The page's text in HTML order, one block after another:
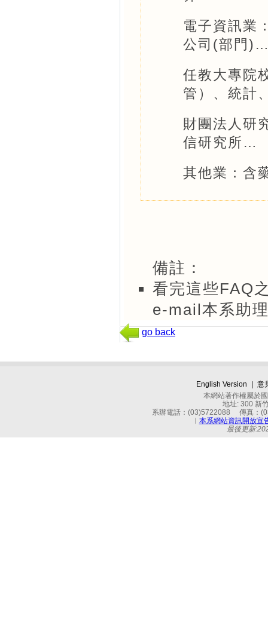
電子資訊業
公司(部門
任教大專院
管）、統計
財團法人研
信研究所…
其他業：含
備註：
看完這些FAQ
e-mail本系助
go back
English Version
意
本網站著作權屬於
地址: 300 新
系辦電話：(03)5722088 傳真：
︱ 本系網站資訊開放宣
最後更新